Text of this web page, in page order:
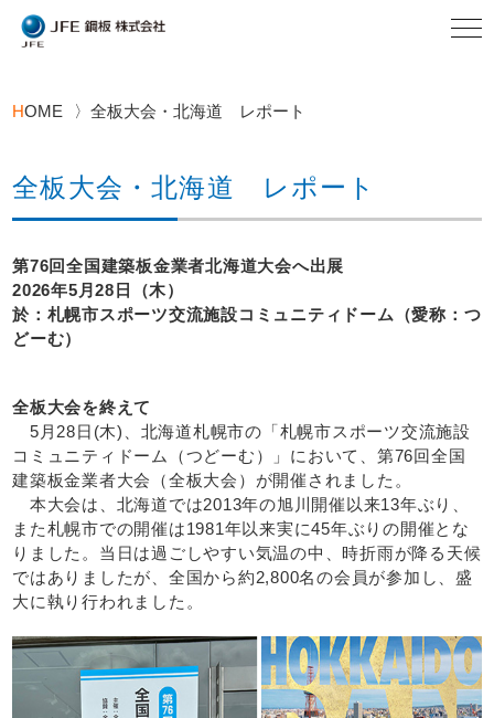
HOME 全板大会・北海道 レポート
全板大会・北海道 レポート
第76回全国建築板金業者北海道大会へ出展
2026年5月28日（木）
於：札幌市スポーツ交流施設コミュニティドーム（愛称：つ
どーむ）
全板大会を終えて
5月28日(木)、北海道札幌市の「札幌市スポーツ交流施設
コミュニティドーム（つどーむ）」において、第76回全国
建築板金業者大会（全板大会）が開催されました。
本大会は、北海道では2013年の旭川開催以来13年ぶり、
また札幌市での開催は1981年以来実に45年ぶりの開催とな
りました。当日は過ごしやすい気温の中、時折雨が降る天候
ではありましたが、全国から約2,800名の会員が参加し、盛
大に執り行われました。